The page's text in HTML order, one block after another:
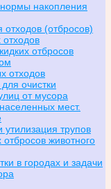
накопления
(отбросов)
отходов
отбросов
отходов
очистки
от мусора
мест.
трупов
животного
в городах и задачи